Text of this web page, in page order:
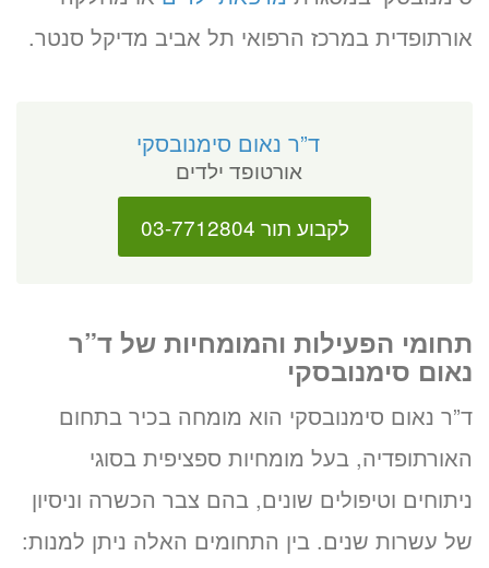
אורתופדית במרכז הרפואי תל אביב מדיקל סנטר.
ד”ר נאום סימנובסקי
אורטופד ילדים
לקבוע תור 03-7712804
תחומי הפעילות והמומחיות של ד”ר
נאום סימנובסקי
ד”ר נאום סימנובסקי הוא מומחה בכיר בתחום
האורתופדיה, בעל מומחיות ספציפית בסוגי
ניתוחים וטיפולים שונים, בהם צבר הכשרה וניסיון
של עשרות שנים. בין התחומים האלה ניתן למנות: